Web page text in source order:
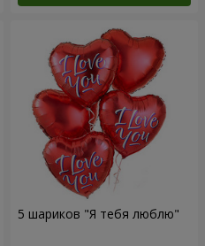
5 шариков "Я тебя люблю"